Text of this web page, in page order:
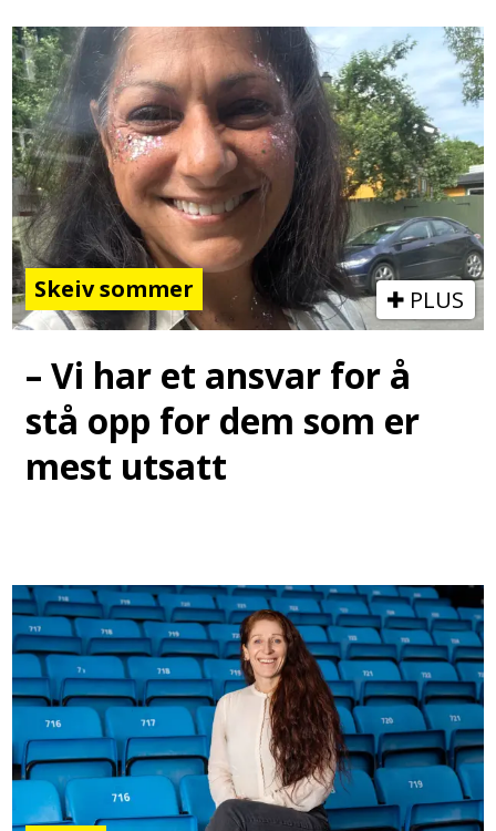
Skeiv sommer PLUS
– Vi har et ansvar for å
stå opp for dem som er
mest utsatt